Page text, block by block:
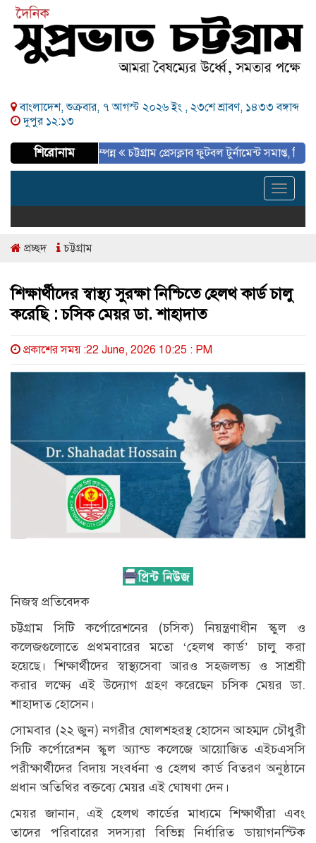
বাংলাদেশ, শুক্রবার, ৭ আগস্ট ২০২৬ ইং , ২৩শে শ্রাবণ, ১৪৩৩ বঙ্গাব্দ
দুপুর ১২:১৩
শিরোনাম
সপ্তাহ সম্পন্ন চট্টগ্রাম প্রেসক্লাব ফুটবল টুর্নামেন্ট সমাপ্ত, প্রিন্ট ও
Toggle
প্রচ্ছদ চট্টগ্রাম
শিক্ষার্থীদের স্বাস্থ্য সুরক্ষা নিশ্চিতে হেলথ কার্ড চালু
করেছি : চসিক মেয়র ডা. শাহাদাত
প্রকাশের সময় :22 June, 2026 10:25 : PM
নিজস্ব প্রতিবেদক
চট্টগ্রাম সিটি কর্পোরেশনের (চসিক) নিয়ন্ত্রণাধীন স্কুল ও
কলেজগুলোতে প্রথমবারের মতো ‘হেলথ কার্ড’ চালু করা
হয়েছে। শিক্ষার্থীদের স্বাস্থ্যসেবা আরও সহজলভ্য ও সাশ্রয়ী
করার লক্ষ্যে এই উদ্যোগ গ্রহণ করেছেন চসিক মেয়র ডা.
শাহাদাত হোসেন।
সোমবার (২২ জুন) নগরীর ষোলশহরস্থ হোসেন আহম্মদ চৌধুরী
সিটি কর্পোরেশন স্কুল অ্যান্ড কলেজে আয়োজিত এইচএসসি
পরীক্ষার্থীদের বিদায় সংবর্ধনা ও হেলথ কার্ড বিতরণ অনুষ্ঠানে
প্রধান অতিথির বক্তব্যে মেয়র এই ঘোষণা দেন।
মেয়র জানান, এই হেলথ কার্ডের মাধ্যমে শিক্ষার্থীরা এবং
তাদের পরিবারের সদস্যরা বিভিন্ন নির্ধারিত ডায়াগনস্টিক